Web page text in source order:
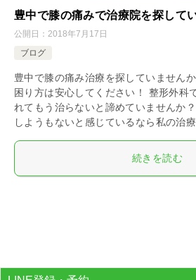
豊中で膝の痛みで治療院を探して
公開日： 2018年7月17日
ブログ
豊中で膝の痛み治療を探していません
困り方は安心してください！ 整形外科
れてもう治らないと諦めていませんか
しようもないと感じているなら私の治
続きを読む